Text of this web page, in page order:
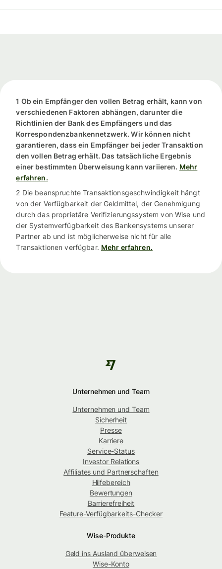
1 Ob ein Empfänger den vollen Betrag erhält, kann von
verschiedenen Faktoren abhängen, darunter die
Richtlinien der Bank des Empfängers und das
Korrespondenzbankennetzwerk. Wir können nicht
garantieren, dass ein Empfänger bei jeder Transaktion
den vollen Betrag erhält. Das tatsächliche Ergebnis
einer bestimmten Überweisung kann variieren. Mehr
erfahren.
2 Die beanspruchte Transaktionsgeschwindigkeit hängt
von der Verfügbarkeit der Geldmittel, der Genehmigung
durch das proprietäre Verifizierungssystem von Wise und
der Systemverfügbarkeit des Bankensystems unserer
Partner ab und ist möglicherweise nicht für alle
Transaktionen verfügbar. Mehr erfahren.
Unternehmen und Team
Unternehmen und Team
Sicherheit
Presse
Karriere
Service-Status
Investor Relations
Affiliates und Partnerschaften
Hilfebereich
Bewertungen
Barrierefreiheit
Feature-Verfügbarkeits-Checker
Wise-Produkte
Geld ins Ausland überweisen
Wise-Konto